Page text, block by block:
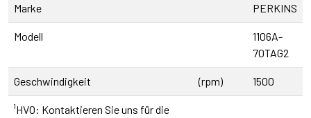
Marke PERKINS
Modell
1106A-
70TAG2
Geschwindigkeit (rpm) 1500
¹HVO: Kontaktieren Sie uns für die